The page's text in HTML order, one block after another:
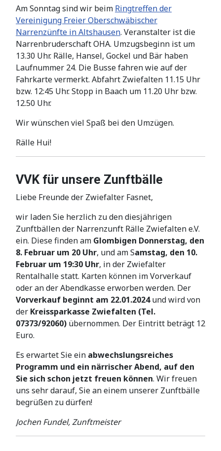
Am Sonntag sind wir beim Ringtreffen der
Vereinigung Freier Oberschwäbischer
Narrenzünfte in Altshausen. Veranstalter ist die
NarrenbruderschaftOHA. Umzugsbeginn ist um
13.30 Uhr. Rälle, Hansel, Gockel und Bär haben
Laufnummer 24. Die Busse fahren wie auf der
Fahrkarte vermerkt. Abfahrt Zwiefalten 11.15 Uhr
bzw. 12:45 Uhr. Stopp in Baach um 11.20 Uhr bzw.
12.50 Uhr.
Wir wünschen viel Spaß bei den Umzügen.
Rälle Hui!
VVK für unsere Zunftbälle
Liebe Freunde der Zwiefalter Fasnet,
wir laden Sie herzlich zu den diesjährigen
Zunftbällen der Narrenzunft Rälle Zwiefalten e.V.
ein. Diese finden am Glombigen Donnerstag, den
8. Februar um 20 Uhr, und am Samstag, den 10.
Februar um 19:30 Uhr, in der Zwiefalter
Rentalhalle statt. Karten können im Vorverkauf
oder an der Abendkasse erworben werden. Der
Vorverkauf beginnt am 22.01.2024und wird von
der Kreissparkasse Zwiefalten (Tel.
07373/92060) übernommen. Der Eintritt beträgt 12
Euro.
Es erwartet Sie ein abwechslungsreiches
Programm und ein närrischer Abend, auf den
Sie sich schon jetzt freuen können. Wir freuen
uns sehr darauf, Sie an einem unserer Zunftbälle
begrüßen zu dürfen!
Jochen Fundel, Zunftmeister